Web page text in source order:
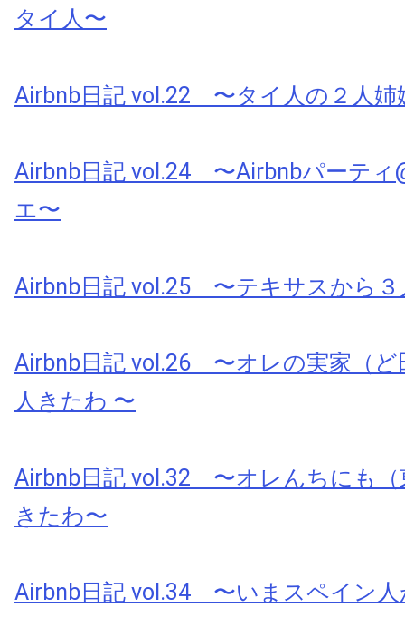
タイ人〜
Airbnb日記 vol.22 〜タイ人の２人姉
Airbnb日記 vol.24 〜Airbnbパーティ
エ〜
Airbnb日記 vol.25 〜テキサスから３
Airbnb日記 vol.26 〜オレの実家（ど
人きたわ 〜
Airbnb日記 vol.32 〜オレんちにも（
きたわ〜
Airbnb日記 vol.34 〜いまスペイン人